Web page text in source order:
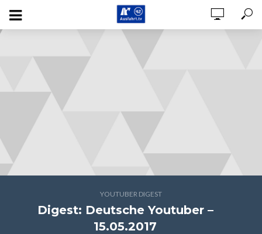
YOUTUBER DIGEST
Digest: Deutsche Youtuber –
15.05.2017